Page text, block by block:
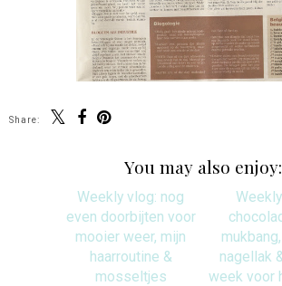
Share:
You may also enjoy:
Weekly vlog: nog
even doorbijten voor
mooier weer, mijn
haarroutine &
mosseltjes